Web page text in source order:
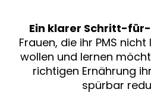
Ein klarer Schritt-
Frauen, die ihr PMS
wollen und lernen
richtigen Ernährung
spürbar